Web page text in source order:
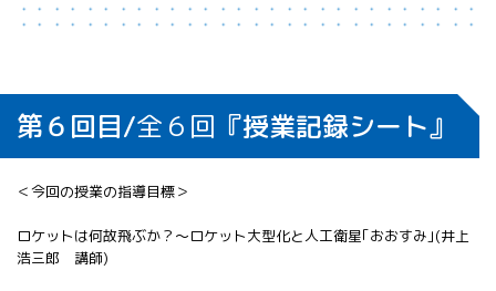
第６回目/全６回 『授業記録シート』
＜今回の授業の指導目標＞
ロケットは何故飛ぶか？～ロケット大型化と人工衛星｢おおすみ｣(井上
浩三郎 講師)